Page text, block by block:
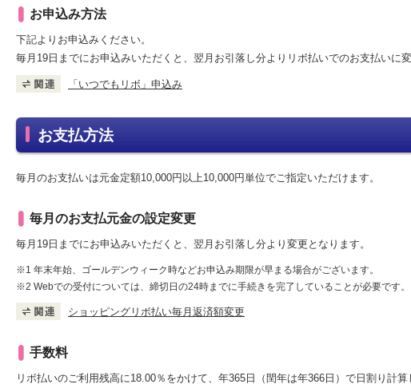
お申込み方法
下記よりお申込みください。
毎月19日までにお申込みいただくと、翌月お引落し分よりリボ払いでのお支払いに
「いつでもリボ」申込み
お支払方法
毎月のお支払いは元金定額10,000円以上10,000円単位でご指定いただけます。
毎月のお支払元金の設定変更
毎月19日までにお申込みいただくと、翌月お引落し分より変更となります。
※1 年末年始、ゴールデンウィーク時などお申込み期限が早まる場合がございます。
※2 Webでの受付については、締切日の24時までに手続きを完了していることが必要です。
ショッピングリボ払い毎月返済額変更
手数料
リボ払いのご利用残高に18.00％をかけて、年365日（閏年は年366日）で日割り計